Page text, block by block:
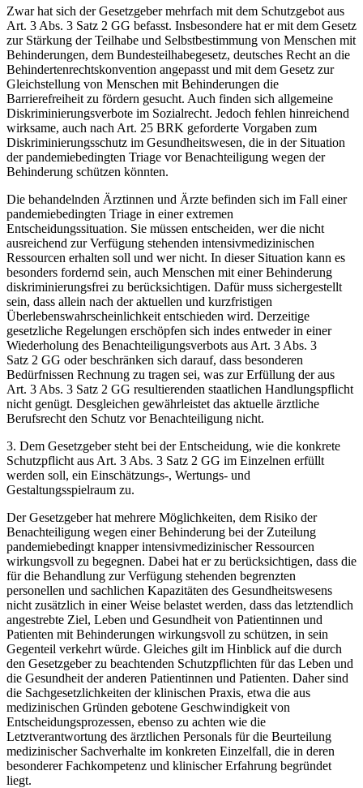
Zwar hat sich der Gesetzgeber mehrfach mit dem Schutzgebot aus
Art. 3 Abs. 3 Satz 2 GG befasst. Insbesondere hat er mit dem Gesetz
zur Stärkung der Teilhabe und Selbstbestimmung von Menschen mit
Behinderungen, dem Bundesteilhabegesetz, deutsches Recht an die
Behindertenrechtskonvention angepasst und mit dem Gesetz zur
Gleichstellung von Menschen mit Behinderungen die
Barrierefreiheit zu fördern gesucht. Auch finden sich allgemeine
Diskriminierungsverbote im Sozialrecht. Jedoch fehlen hinreichend
wirksame, auch nach Art. 25 BRK geforderte Vorgaben zum
Diskriminierungsschutz im Gesundheitswesen, die in der Situation
der pandemiebedingten Triage vor Benachteiligung wegen der
Behinderung schützen könnten.
Die behandelnden Ärztinnen und Ärzte befinden sich im Fall einer
pandemiebedingten Triage in einer extremen
Entscheidungssituation. Sie müssen entscheiden, wer die nicht
ausreichend zur Verfügung stehenden intensivmedizinischen
Ressourcen erhalten soll und wer nicht. In dieser Situation kann es
besonders fordernd sein, auch Menschen mit einer Behinderung
diskriminierungsfrei zu berücksichtigen. Dafür muss sichergestellt
sein, dass allein nach der aktuellen und kurzfristigen
Überlebenswahrscheinlichkeit entschieden wird. Derzeitige
gesetzliche Regelungen erschöpfen sich indes entweder in einer
Wiederholung des Benachteiligungsverbots aus Art. 3 Abs. 3
Satz 2 GG oder beschränken sich darauf, dass besonderen
Bedürfnissen Rechnung zu tragen sei, was zur Erfüllung der aus
Art. 3 Abs. 3 Satz 2 GG resultierenden staatlichen Handlungspflicht
nicht genügt. Desgleichen gewährleistet das aktuelle ärztliche
Berufsrecht den Schutz vor Benachteiligung nicht.
3. Dem Gesetzgeber steht bei der Entscheidung, wie die konkrete
Schutzpflicht aus Art. 3 Abs. 3 Satz 2 GG im Einzelnen erfüllt
werden soll, ein Einschätzungs-, Wertungs- und
Gestaltungsspielraum zu.
Der Gesetzgeber hat mehrere Möglichkeiten, dem Risiko der
Benachteiligung wegen einer Behinderung bei der Zuteilung
pandemiebedingt knapper intensivmedizinischer Ressourcen
wirkungsvoll zu begegnen. Dabei hat er zu berücksichtigen, dass die
für die Behandlung zur Verfügung stehenden begrenzten
personellen und sachlichen Kapazitäten des Gesundheitswesens
nicht zusätzlich in einer Weise belastet werden, dass das letztendlich
angestrebte Ziel, Leben und Gesundheit von Patientinnen und
Patienten mit Behinderungen wirkungsvoll zu schützen, in sein
Gegenteil verkehrt würde. Gleiches gilt im Hinblick auf die durch
den Gesetzgeber zu beachtenden Schutzpflichten für das Leben und
die Gesundheit der anderen Patientinnen und Patienten. Daher sind
die Sachgesetzlichkeiten der klinischen Praxis, etwa die aus
medizinischen Gründen gebotene Geschwindigkeit von
Entscheidungsprozessen, ebenso zu achten wie die
Letztverantwortung des ärztlichen Personals für die Beurteilung
medizinischer Sachverhalte im konkreten Einzelfall, die in deren
besonderer Fachkompetenz und klinischer Erfahrung begründet
liegt.